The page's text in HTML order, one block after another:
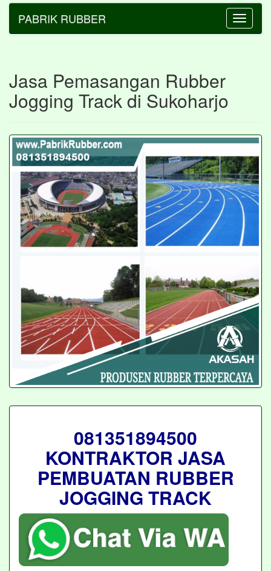
Toggle
PABRIK RUBBER
Jasa Pemasangan Rubber
Jogging Track di Sukoharjo
081351894500
KONTRAKTOR JASA
PEMBUATAN RUBBER
JOGGING TRACK